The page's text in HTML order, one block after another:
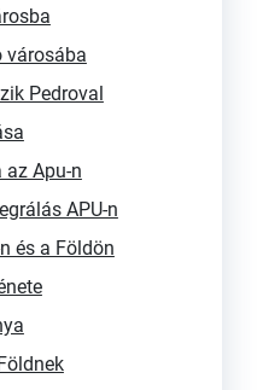
városába
Pedroval
az Apu-n
APU-n
és a Földön